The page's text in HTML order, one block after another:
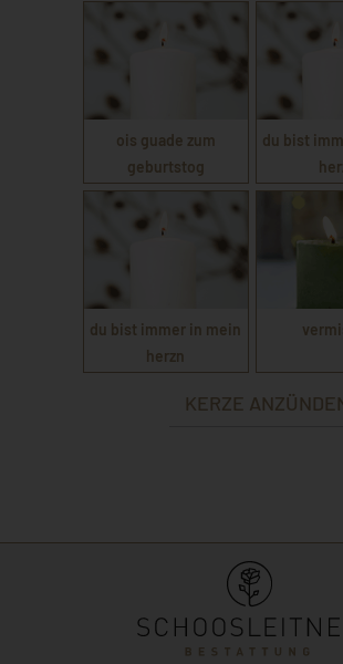
ois guade zum
geburtstog
du bist
du bist immer in mein
herzn
KERZE